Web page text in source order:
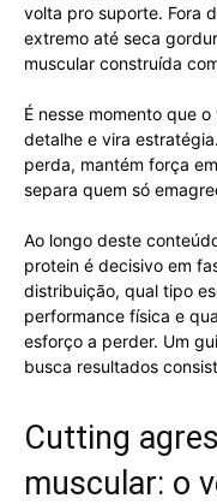
volta pro suporte. Fora
extremo até seca
muscular construída
É nesse momento que
detalhe e vira
perda, mantém força
separa quem só
Ao longo deste
protein é decisivo em
distribuição, qual tipo
performance física e
esforço a perder. Um
busca resultados
Cutting
muscular: o